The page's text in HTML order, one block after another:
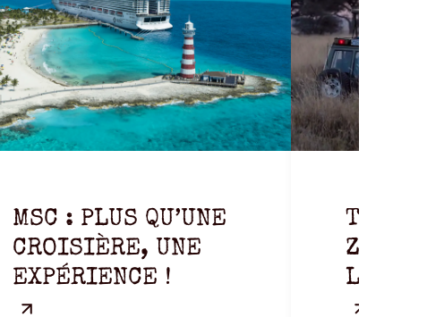
MSC : PLUS QU’UNE
CROISIÈRE, UNE
EXPÉRIENCE !